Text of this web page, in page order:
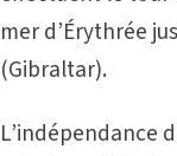
mer d’Érythrée
(Gibraltar).
L’indépendance